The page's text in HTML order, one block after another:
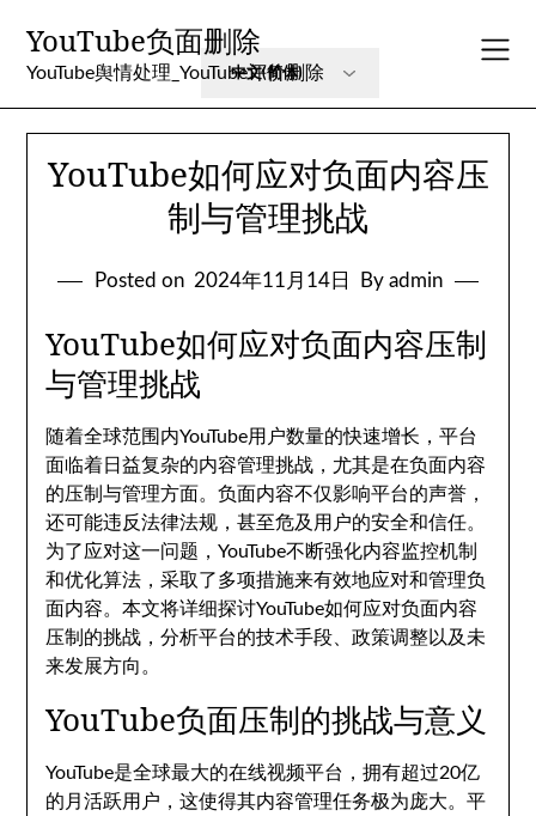
content
YouTube负面删除
YouTube舆情处理_YouTube评价删除
YouTube如何应对负面内容压
制与管理挑战
Posted on 2024年11月14日 By admin
YouTube如何应对负面内容压制
与管理挑战
随着全球范围内YouTube用户数量的快速增长，平台
面临着日益复杂的内容管理挑战，尤其是在负面内容
的压制与管理方面。负面内容不仅影响平台的声誉，
还可能违反法律法规，甚至危及用户的安全和信任。
为了应对这一问题，YouTube不断强化内容监控机制
和优化算法，采取了多项措施来有效地应对和管理负
面内容。本文将详细探讨YouTube如何应对负面内容
压制的挑战，分析平台的技术手段、政策调整以及未
来发展方向。
YouTube负面压制的挑战与意义
YouTube是全球最大的在线视频平台，拥有超过20亿
的月活跃用户，这使得其内容管理任务极为庞大。平